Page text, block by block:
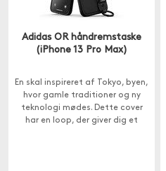
Adidas OR håndremstaske
(iPhone 13 Pro Max)
En skal inspireret af Tokyo, byen,
hvor gamle traditioner og ny
teknologi mødes. Dette cover
har en loop, der giver dig et